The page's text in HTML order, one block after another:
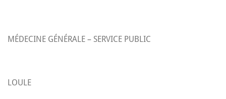
MÉDECINE GÉNÉRALE – SERVICE PUBLIC
LOULE